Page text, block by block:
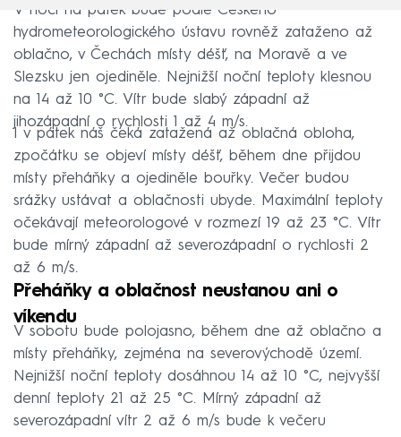
V noci na pátek bude podle Českého
hydrometeorologického ústavu rovněž zataženo až
oblačno, v Čechách místy déšť, na Moravě a ve
Slezsku jen ojediněle. Nejnižší noční teploty klesnou
na 14 až 10 °C. Vítr bude slabý západní až
jihozápadní o rychlosti 1 až 4 m/s.
I v pátek náš čeká zatažená až oblačná obloha,
zpočátku se objeví místy déšť, během dne přijdou
místy přeháňky a ojediněle bouřky. Večer budou
srážky ustávat a oblačnosti ubyde. Maximální teploty
očekávají meteorologové v rozmezí 19 až 23 °C. Vítr
bude mírný západní až severozápadní o rychlosti 2
až 6 m/s.
Přeháňky a oblačnost neustanou ani o
víkendu
V sobotu bude polojasno, během dne až oblačno a
místy přeháňky, zejména na severovýchodě území.
Nejnižší noční teploty dosáhnou 14 až 10 °C, nejvyšší
denní teploty 21 až 25 °C. Mírný západní až
severozápadní vítr 2 až 6 m/s bude k večeru